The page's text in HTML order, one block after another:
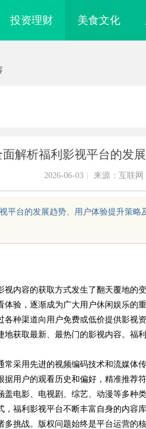
投资理财 美食文化
面解析福利影视平台的发
2026-06-03 来源：互联网
平台的发展趋势、用户体验提升策
视内容的获取方式发生了翻天覆地的
体验，逐渐成为广大用户休闲娱乐的
各种渠道向用户免费或低价提供影视
地获取最新、最热门的影视内容。福
常采用先进的视频编码技术和流媒体
据用户的观看历史和偏好，精准推荐
盖电影、电视剧、综艺、动漫等多种
，福利影视平台不断丰富自身的内容
多挑战。版权问题始终是平台运营的
前景全面解析